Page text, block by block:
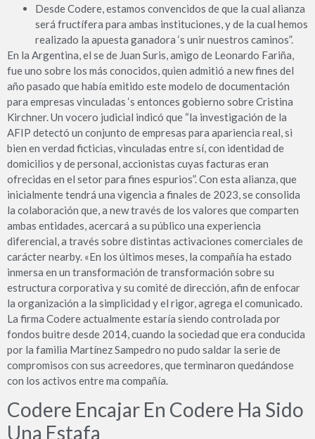
Desde Codere, estamos convencidos de que la cual alianza
será fructífera para ambas instituciones, y de la cual hemos
realizado la apuesta ganadora ‘s unir nuestros caminos”.
En la Argentina, el se de Juan Suris, amigo de Leonardo Fariña,
fue uno sobre los más conocidos, quien admitió a new fines del
año pasado que había emitido este modelo de documentación
para empresas vinculadas ‘s entonces gobierno sobre Cristina
Kirchner. Un vocero judicial indicó que “la investigación de la
AFIP detectó un conjunto de empresas para apariencia real, si
bien en verdad ficticias, vinculadas entre sí, con identidad de
domicilios y de personal, accionistas cuyas facturas eran
ofrecidas en el setor para fines espurios”. Con esta alianza, que
inicialmente tendrá una vigencia a finales de 2023, se consolida
la colaboración que, a new través de los valores que comparten
ambas entidades, acercará a su público una experiencia
diferencial, a través sobre distintas activaciones comerciales de
carácter nearby. «En los últimos meses, la compañía ha estado
inmersa en un transformación de transformación sobre su
estructura corporativa y su comité de dirección, afin de enfocar
la organización a la simplicidad y el rigor, agrega el comunicado.
La firma Codere actualmente estaría siendo controlada por
fondos buitre desde 2014, cuando la sociedad que era conducida
por la familia Martínez Sampedro no pudo saldar la serie de
compromisos con sus acreedores, que terminaron quedándose
con los activos entre ma compañía.
Codere Encajar En Codere Ha Sido
Una Estafa